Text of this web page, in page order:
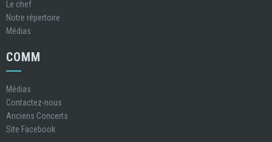
Le chef
Notre répertoire
Médias
COMM
Médias
Contactez-nous
Anciens Concerts
Site Facebook